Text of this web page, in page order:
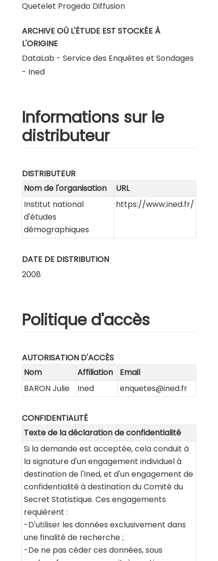
Quetelet Progedo Diffusion
ARCHIVE OÙ L'ÉTUDE EST STOCKÉE À
L'ORIGINE
DataLab - Service des Enquêtes et Sondages
- Ined
Informations sur le
distributeur
DISTRIBUTEUR
Nom de l'organisation
URL
Institut national
d'études
démographiques
https://www.ined.fr/
DATE DE DISTRIBUTION
2008
Politique d'accès
AUTORISATION D'ACCÈS
Nom
Affiliation
Email
BARON Julie
Ined enquetes@ined.fr
CONFIDENTIALITÉ
Texte de la déclaration de confidentialité
Si la demande est acceptée, cela conduit à
la signature d'un engagement individuel à
destination de l'Ined, et d'un engagement de
confidentialité à destination du Comité du
Secret Statistique. Ces engagements
requièrent :
-D'utiliser les données exclusivement dans
une finalité de recherche ;
-De ne pas céder ces données, sous